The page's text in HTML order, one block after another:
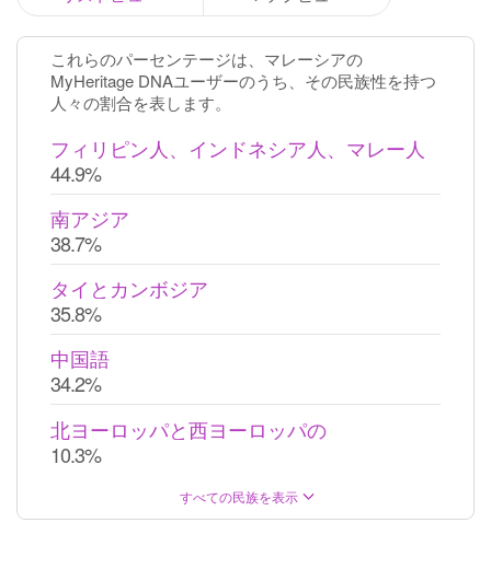
これらのパーセンテージは、マレーシアの
MyHeritage DNAユーザーのうち、その民族性を持つ
人々の割合を表します。
フィリピン人、インドネシア人、マレー人
44.9%
南アジア
38.7%
タイとカンボジア
35.8%
中国語
34.2%
北ヨーロッパと西ヨーロッパの
10.3%
すべての民族を表示